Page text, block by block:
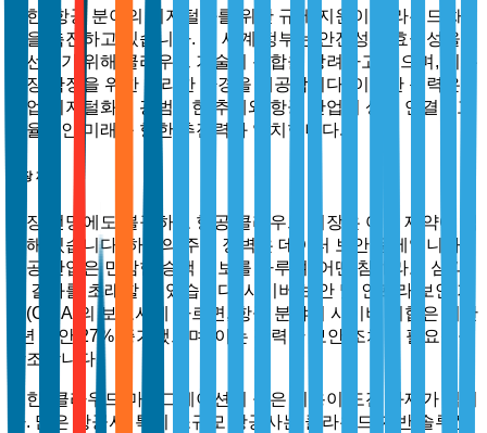
또한, 항공 분야의 디지털화를 위한 규제 지원이 클라우드 채
택을 촉진하고 있습니다. 전 세계 정부는 안전성과 효율성을
개선하기 위해 클라우드 기술의 통합을 장려하고 있으며, 이는
시장 확장을 위한 유리한 환경을 제공합니다. 이러한 동력은
기업 디지털화의 광범위한 추세와 항공 산업의 상호 연결되고
효율적인 미래를 향한 추진력과 일치합니다.
시장 제약
성장 전망에도 불구하고 항공 클라우드 시장은 여러 제약에 직
면해 있습니다. 하나의 주요 장벽은 데이터 보안 문제입니다.
항공 산업은 민감한 승객 정보를 다루며, 어떤 침해라도 심각
한 결과를 초래할 수 있습니다. 사이버 보안 및 인프라 보안 기
관(CISA)의 보고서에 따르면, 항공 분야의 사이버 위협은 지난
2년 동안 27% 증가했으며, 이는 강력한 보안 조치의 필요성을
강조합니다.
또한, 클라우드 마이그레이션의 높은 비용이 도전 과제가 됩니
다. 많은 항공사, 특히 소규모 항공사는 클라우드 기반 솔루션